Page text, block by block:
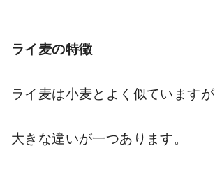
ライ麦の特徴
ライ麦は小麦とよく似ていますが
大きな違いが一つあります。